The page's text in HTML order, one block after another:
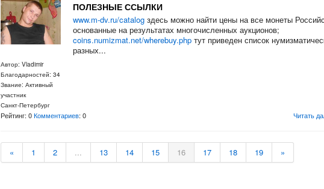
Автор: Vladimir
Благодарностей: 34
Звание: Активный
участник
Санкт-Петербург
ПОЛЕЗНЫЕ ССЫЛКИ
www.m-dv.ru/catalogздесь можно найти цены на все монеты
основанные на результатах многочисленных аукционов;
coins.numizmat.net/wherebuy.phpтут приведен список
разных...
Рейтинг: 0Комментариев: 0 Читать
« 1 2 ... 13 14 15 16 17 18 19 »